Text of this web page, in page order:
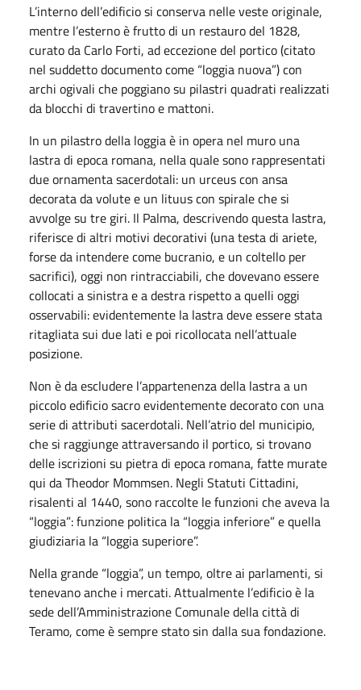
L’interno dell’edificio si conserva nelle veste originale,
mentre l’esterno è frutto di un restauro del 1828,
curato da Carlo Forti, ad eccezione del portico (citato
nel suddetto documento come “loggia nuova”) con
archi ogivali che poggiano su pilastri quadrati realizzati
da blocchi di travertino e mattoni.
In un pilastro della loggia è in opera nel muro una
lastra di epoca romana, nella quale sono rappresentati
due ornamenta sacerdotali: un urceus con ansa
decorata da volute e un lituus con spirale che si
avvolge su tre giri. Il Palma, descrivendo questa lastra,
riferisce di altri motivi decorativi (una testa di ariete,
forse da intendere come bucranio, e un coltello per
sacrifici), oggi non rintracciabili, che dovevano essere
collocati a sinistra e a destra rispetto a quelli oggi
osservabili: evidentemente la lastra deve essere stata
ritagliata sui due lati e poi ricollocata nell’attuale
posizione.
Non è da escludere l’appartenenza della lastra a un
piccolo edificio sacro evidentemente decorato con una
serie di attributi sacerdotali. Nell’atrio del municipio,
che si raggiunge attraversando il portico, si trovano
delle iscrizioni su pietra di epoca romana, fatte murate
qui da Theodor Mommsen. Negli Statuti Cittadini,
risalenti al 1440, sono raccolte le funzioni che aveva la
“loggia”: funzione politica la “loggia inferiore” e quella
giudiziaria la “loggia superiore”.
Nella grande “loggia”, un tempo, oltre ai parlamenti, si
tenevano anche i mercati. Attualmente l’edificio è la
sede dell’Amministrazione Comunale della città di
Teramo, come è sempre stato sin dalla sua fondazione.